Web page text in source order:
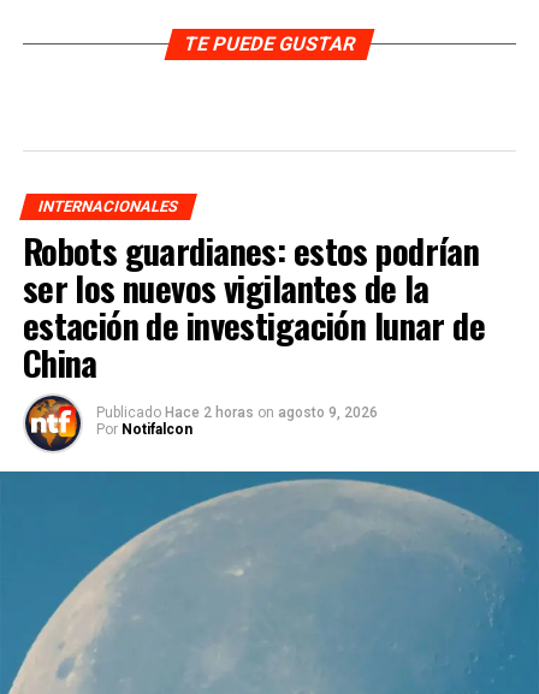
TE PUEDE GUSTAR
INTERNACIONALES
Robots guardianes: estos podrían
ser los nuevos vigilantes de la
estación de investigación lunar de
China
Publicado Hace 2 horas on agosto 9, 2026
Por Notifalcon